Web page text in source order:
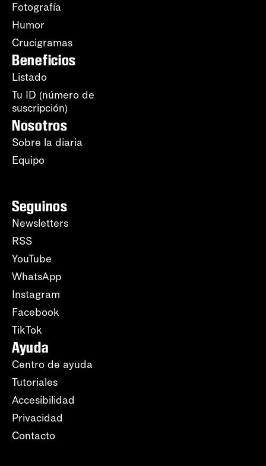
Fotografía
Humor
Crucigramas
Beneficios
Listado
Tu ID (número de
suscripción)
Nosotros
Sobre la diaria
Equipo
Seguinos
Newsletters
RSS
YouTube
WhatsApp
Instagram
Facebook
TikTok
Ayuda
Centro de ayuda
Tutoriales
Accesibilidad
Privacidad
Contacto